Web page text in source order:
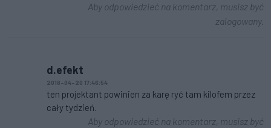
Aby odpowiedzieć na komentarz, musisz być
zalogowany.
d.efekt
2018-04-20 17:46:54
ten projektant powinien za karę ryć tam kilofem przez
cały tydzień.
Aby odpowiedzieć na komentarz, musisz być